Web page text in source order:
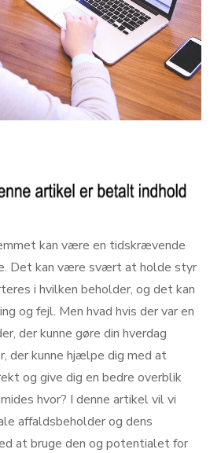
kan være en tidskrævende
Det kan være svært at holde styr
i hvilken beholder, og det kan
og fejl. Men hvad hvis der var en
der kunne gøre din hverdag
der kunne hjælpe dig med at
og give dig en bedre overblik
hvor? I denne artikel vil vi
affaldsbeholder og dens
at bruge den og potentialet for